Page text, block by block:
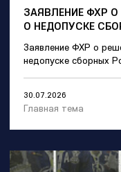
ЗАЯВЛЕНИЕ ФХР
О НЕДОПУСКЕ
Заявление ФХР о
недопуске сборных
30.07.2026
Главная тема